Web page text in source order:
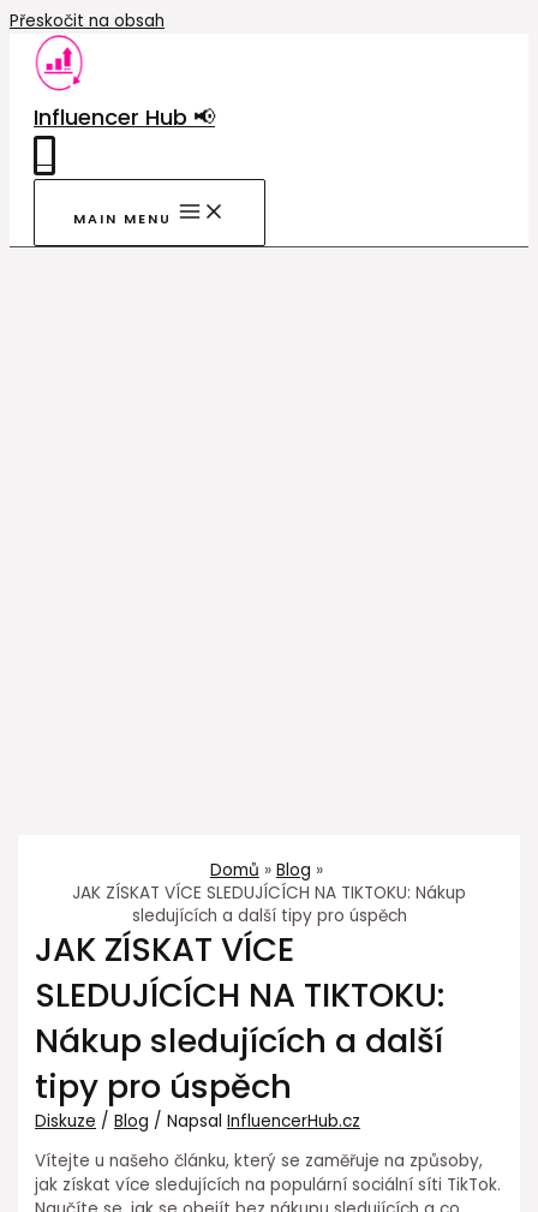
Přeskočit na obsah
Influencer Hub 📢
MAIN MENU
Domů
Blog
JAK ZÍSKAT VÍCE SLEDUJÍCÍCH NA TIKTOKU: Nákup
sledujících a další tipy pro úspěch
JAK ZÍSKAT VÍCE
SLEDUJÍCÍCH NA TIKTOKU:
Nákup sledujících a další
tipy pro úspěch
Diskuze /Blog / NapsalInfluencerHub.cz
Vítejte u našeho článku, který se zaměřuje na způsoby,
jak získat více sledujících na populární sociální síti TikTok.